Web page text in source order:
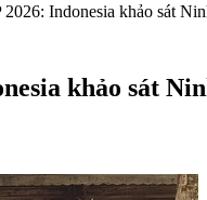
Indonesia khảo sát
khảo sát